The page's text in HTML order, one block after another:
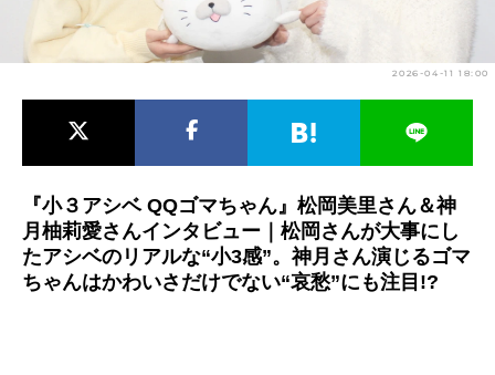
春アニメ 夏アニメ
男性声優/女性声優一覧
2026-04-11 18:00
『小３アシベ QQゴマちゃん』松岡美里さん＆神
月柚莉愛さんインタビュー｜松岡さんが大事にし
たアシベのリアルな“小3感”。神月さん演じるゴマ
ちゃんはかわいさだけでない“哀愁”にも注目!?